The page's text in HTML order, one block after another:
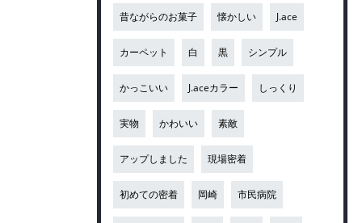
昔ながらのお菓子 懐かしい J.ace
カーペット 白 黒 シンプル
かっこいい J.aceカラー しっくり
実物 かわいい 素敵
アップしました 現場密着
初めての密着 岡崎 市民病院